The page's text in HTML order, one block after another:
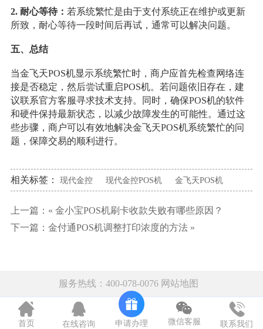
2. 耐心等待： 若系统繁忙是由于支付系统正在维护或更新
所致，耐心等待一段时间后再试，通常可以解决问题。
五、总结
当金飞天POS机显示系统繁忙时，商户应首先检查网络连
接是否稳定，然后尝试重启POS机。若问题依旧存在，建
议联系官方客服寻求技术支持。同时，确保POS机的软件
和硬件保持最新状态，以减少故障发生的可能性。通过这
些步骤，商户可以有效地解决金飞天POS机系统繁忙的问
题，保障交易的顺利进行。
相关标签： 现代金控 现代金控POS机 金飞天POS机
上一篇：« 金小宝POS机刷卡收款失败有哪些原因？
下一篇： 金付通POS机调整打印浓度的方法»
服务热线：400-078-0076 网站地图
首页 在线咨询 申请办理 微信客服 联系我们